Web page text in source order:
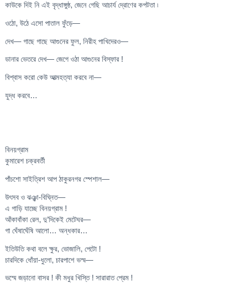
কাউকে দিই নি এই বৃদ্ধাঙ্গুষ্ঠ, জেনে গেছি আচার্য দ্রোণের কপটতা ৷
ওঠো, উঠে এসো পাতাল ফুঁড়ে—
দেখ— গাছে গাছে আগুনের ফুল, নিরীহ পাখিদেরও—
ডানার ভেতরে দেখ— জেগে ওঠা আগুনের বিস্ফার !
বিশ্বাস করো কেউ আত্মহত্যা করবে না—
যুদ্ধ করবে…
বিনয়গ্রাম
কুমারেশ চক্রবর্তী
পাঁচশো সাইত্রিশ আপ ঠাকুরনগর স্পেশাল—
উৎসব ও ঝঞ্ঝা-বিঘ্নিত—
এ গাড়ি যাচ্ছে বিনয়গ্রাম !
আঁকাবাঁকা রেল, দু’দিকেই মেটেঘর—
গা ঘেঁষাঘেঁষি আলো… অন্ধকার…
ইতিউতি কথা বলে ক্ষুর, ভোজালি, পেটো !
চারদিকে ধোঁয়া-ধুলো, চারপাশে ভস্ম—
ভস্মে জড়ানো বাসর ! কী মধুর খিস্তি ! সারারাত প্রেম !